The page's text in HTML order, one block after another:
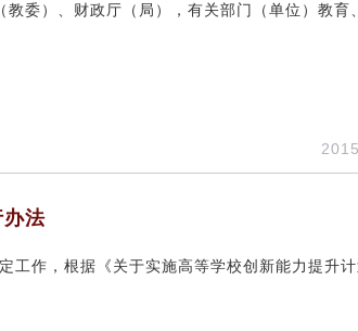
委）、财政厅（局），有关部门（单位）教育
法
工作，根据《关于实施高等学校创新能力提升